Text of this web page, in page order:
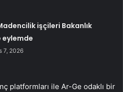
işçileri Bakanlık
eylemde
7, 2026
platformları ile Ar-Ge odaklı bir